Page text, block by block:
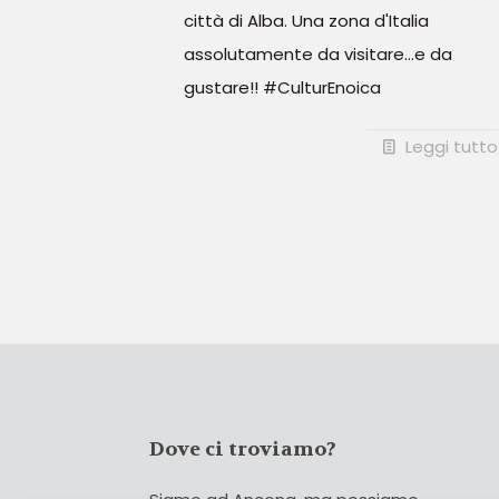
città di Alba. Una zona d'Italia
assolutamente da visitare...e da
gustare!! #CulturEnoica
Leggi tutto
Dove ci troviamo?